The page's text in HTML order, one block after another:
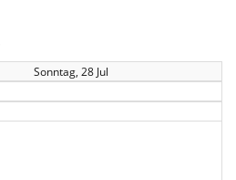
Sonntag, 28 Jul